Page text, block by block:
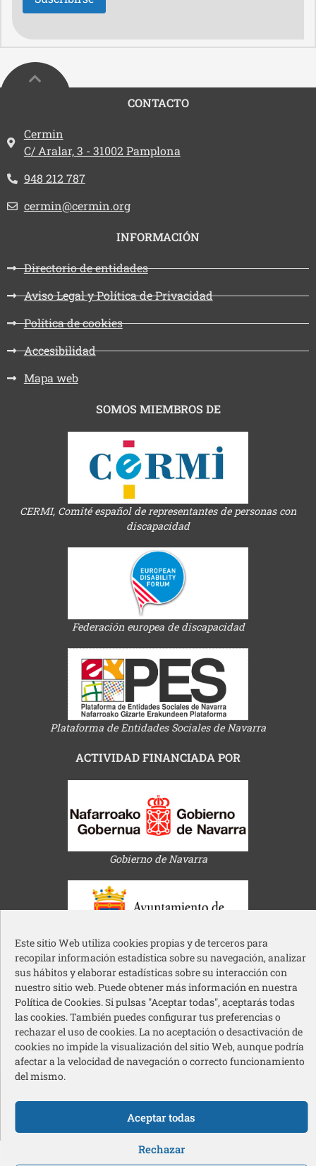
Este sitio Web utiliza cookies propias y de terceros para
recopilar información estadística sobre su navegación, analizar
sus hábitos y elaborar estadísticas sobre su interacción con
nuestro sitio web. Puede obtener más información en nuestra
Política de Cookies. Si pulsas "Aceptar todas", aceptarás todas
las cookies. También puedes configurar tus preferencias o
rechazar el uso de cookies. La no aceptación o desactivación de
cookies no impide la visualización del sitio Web, aunque podría
afectar a la velocidad de navegación o correcto funcionamiento
del mismo.
Aceptar todas
Rechazar
CONTACTO
Dirección:
Cermin
C/ Aralar, 3 - 31002 Pamplona
Teléfono:
948 212 787
Email:
cermin@cermin.org
INFORMACIÓN
Directorio de entidades
Aviso Legal y Política de Privacidad
Política de cookies
Accesibilidad
Mapa web
SOMOS MIEMBROS DE
CERMI, Comité español de representantes de personas con
discapacidad
Federación europea de discapacidad
Plataforma de Entidades Sociales de Navarra
ACTIVIDAD FINANCIADA POR
Gobierno de Navarra
Ayuntamiento de Pamplona
Acción Social Caja Rural de Navarra
© 2026 Cermin – Todos los derechos reservados